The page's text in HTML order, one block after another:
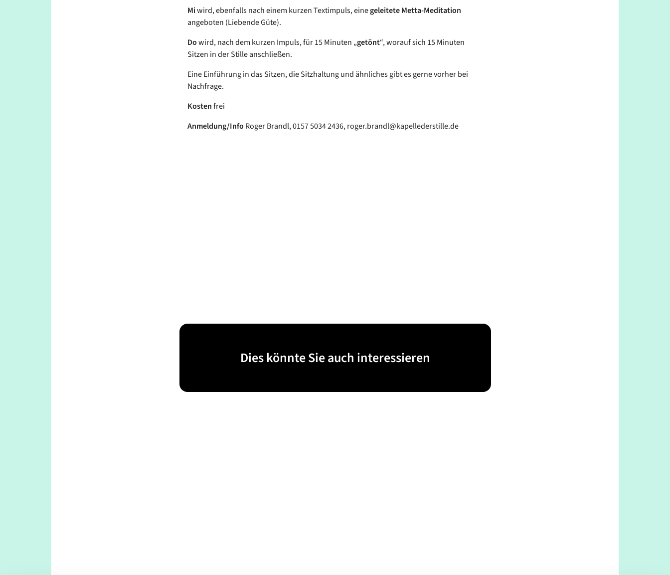
Miwird, ebenfalls nach einem kurzen Textimpuls, einegeleitete Metta-Meditation
angeboten (Liebende Güte).
Dowird, nach dem kurzen Impuls, für 15 Minuten „getönt“, worauf sich 15 Minuten
Sitzen in der Stille anschließen.
Eine Einführung in das Sitzen, die Sitzhaltung und ähnliches gibt es gerne vorher bei
Nachfrage.
Kostenfrei
Anmeldung/Info Roger Brandl, 0157 5034 2436, roger.brandl@kapellederstille.de
Dies könnte Sie auch interessieren